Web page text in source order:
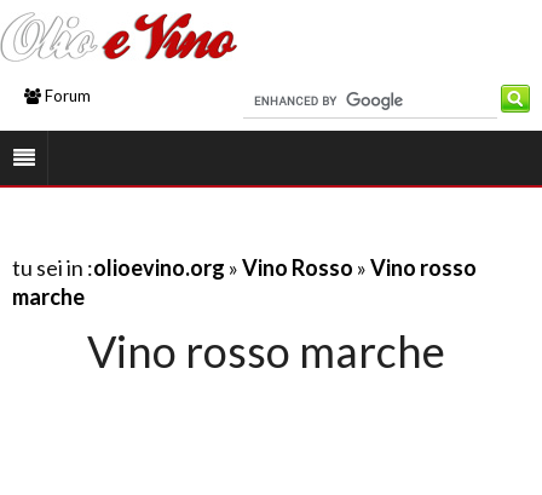
Forum
tu sei in :olioevino.org »Vino Rosso »Vino rosso
marche
Vino rosso marche